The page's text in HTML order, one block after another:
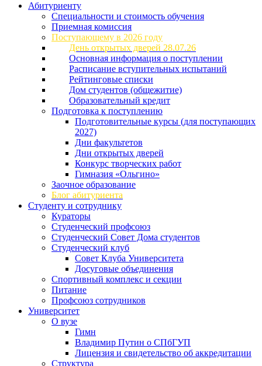
Абитуриенту
Специальности и стоимость обучения
Приемная комиссия
Поступающему в 2026 году
День открытых дверей 28.07.26
Основная информация о поступлении
Расписание вступительных испытаний
Рейтинговые списки
Дом студентов (общежитие)
Образовательный кредит
Подготовка к поступлению
Подготовительные курсы (для поступающих
2027)
Дни факультетов
Дни открытых дверей
Конкурс творческих работ
Гимназия «Ольгино»
Заочное образование
Блог абитуриента
Студенту и сотруднику
Кураторы
Студенческий профсоюз
Студенческий Совет Дома студентов
Студенческий клуб
Совет Клуба Университета
Досуговые объединения
Спортивный комплекс и секции
Питание
Профсоюз сотрудников
Университет
О вузе
Гимн
Владимир Путин о СПбГУП
Лицензия и свидетельство об аккредитации
Структура